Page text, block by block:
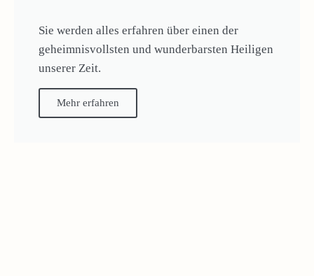
Sie werden alles erfahren über einen der
geheimnisvollsten und wunderbarsten Heiligen
unserer Zeit.
Mehr erfahren